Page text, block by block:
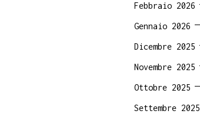
Febbraio 2026
Gennaio 2026
Dicembre 2025
Novembre 2025
Ottobre 2025
Settembre 2025